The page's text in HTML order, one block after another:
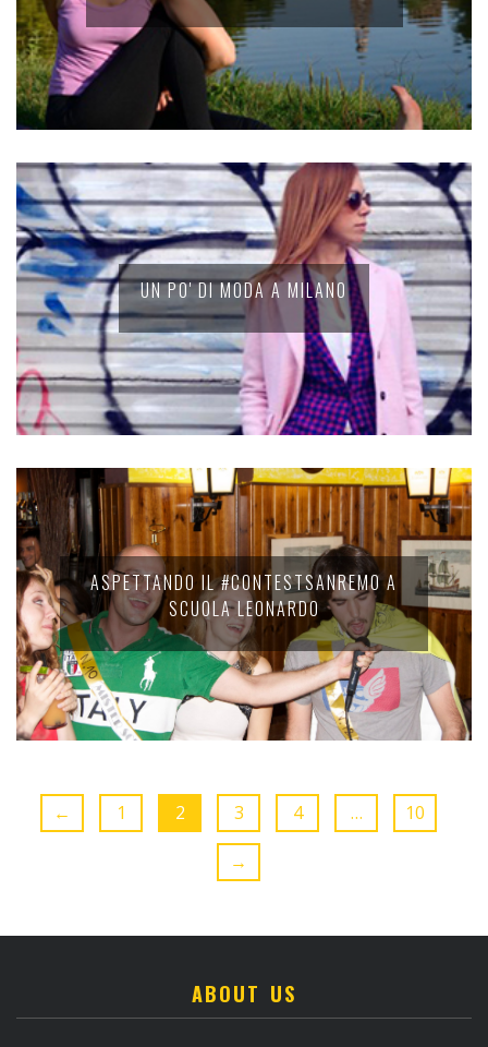
UN PO' DI MODA A MILANO
ASPETTANDO IL #CONTESTSANREMO A
SCUOLA LEONARDO
← 1 2 3 4 … 10
→
ABOUT US